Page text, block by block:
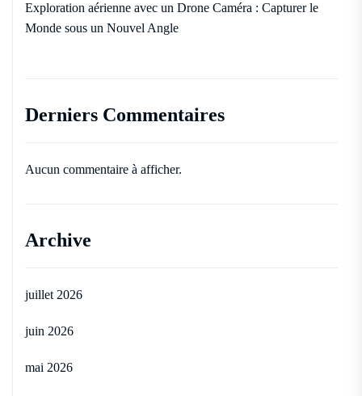
Exploration aérienne avec un Drone Caméra : Capturer le
Monde sous un Nouvel Angle
Derniers Commentaires
Aucun commentaire à afficher.
Archive
juillet 2026
juin 2026
mai 2026